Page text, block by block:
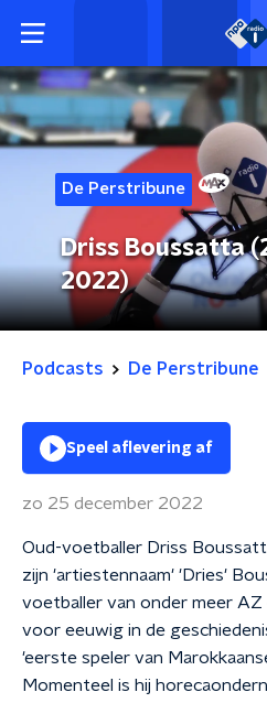
De Perstribune
Driss Boussatta
2022)
Podcasts De Perstribune
Speel aflevering af
zo 25 december 2022
Oud-voetballer Driss
zijn 'artiestennaam' 'Dries'
voetballer van onder meer AZ
voor eeuwig in de
'eerste speler van
Momenteel is hij